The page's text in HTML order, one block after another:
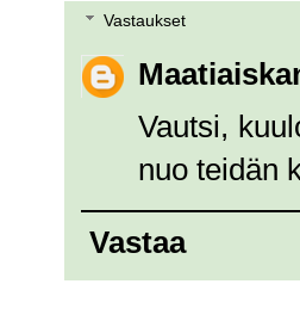
Vastaukset
Vautsi,
nuo teidän
Vastaa